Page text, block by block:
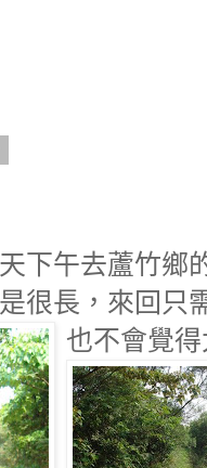
下午去蘆竹鄉
很長，來回只
也不會覺